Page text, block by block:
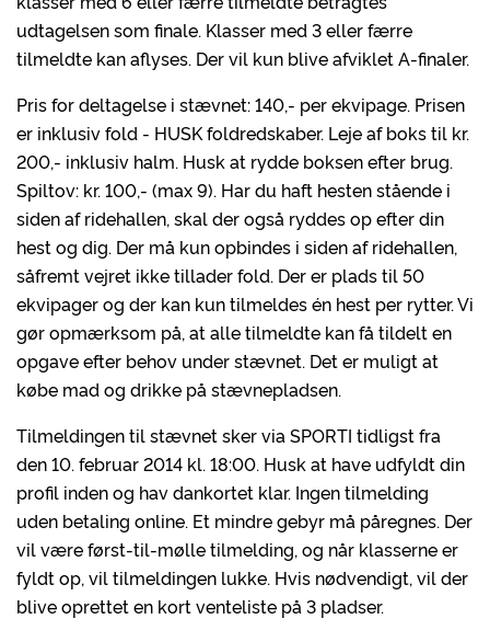
udtagelsen som finale. Klasser med 3 eller færre
tilmeldte kan aflyses. Der vil kun blive afviklet A-finaler.
Pris for deltagelse i stævnet: 140,- per ekvipage. Prisen
er inklusiv fold - HUSK foldredskaber. Leje af boks til kr.
200,- inklusiv halm. Husk at rydde boksen efter brug.
Spiltov: kr. 100,- (max 9). Har du haft hesten stående i
siden af ridehallen, skal der også ryddes op efter din
hest og dig. Der må kun opbindes i siden af ridehallen,
såfremt vejret ikke tillader fold. Der er plads til 50
ekvipager og der kan kun tilmeldes én hest per rytter. Vi
gør opmærksom på, at alle tilmeldte kan få tildelt en
opgave efter behov under stævnet. Det er muligt at
købe mad og drikke på stævnepladsen.
Tilmeldingen til stævnet sker via SPORTI tidligst fra
den 10. februar 2014 kl. 18:00. Husk at have udfyldt din
profil inden og hav dankortet klar. Ingen tilmelding
uden betaling online. Et mindre gebyr må påregnes. Der
vil være først-til-mølle tilmelding, og når klasserne er
fyldt op, vil tilmeldingen lukke. Hvis nødvendigt, vil der
blive oprettet en kort venteliste på 3 pladser.